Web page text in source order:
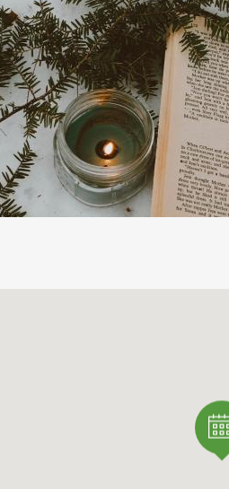
all’interno degli eventi
“Aspettando la Fiaccola” con
per ricordare l’attesa del
- ore 21, Sala Picasso - Binario
allo sci alpinismo con il
Binario 7
Sala Chaplin del Binario 7 il
racconta il
Momento dedicato al Comune di
Coinvolgimento dei partner ENI e